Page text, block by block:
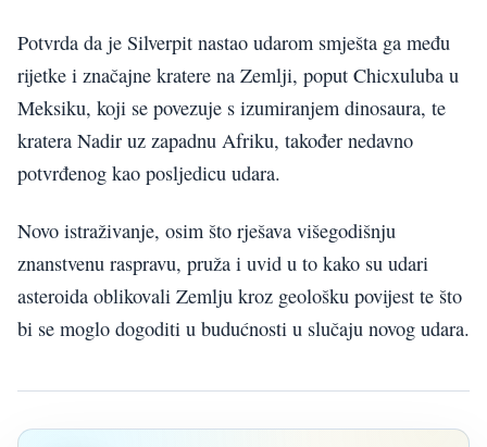
Potvrda da je Silverpit nastao udarom smješta ga među
rijetke i značajne kratere na Zemlji, poput Chicxuluba u
Meksiku, koji se povezuje s izumiranjem dinosaura, te
kratera Nadir uz zapadnu Afriku, također nedavno
potvrđenog kao posljedicu udara.
Novo istraživanje, osim što rješava višegodišnju
znanstvenu raspravu, pruža i uvid u to kako su udari
asteroida oblikovali Zemlju kroz geološku povijest te što
bi se moglo dogoditi u budućnosti u slučaju novog udara.